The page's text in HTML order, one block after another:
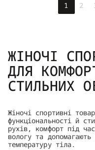
1 2
ЖІНОЧІ
ДЛЯ
СТИЛЬНИХ
Жіночі спортивні
функціональності й
рухів, комфорт під
вологу та допомагають
температуру тіла.